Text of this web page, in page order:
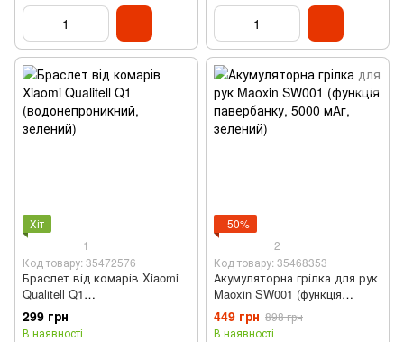
Хіт
1
Код товару: 35472576
Браслет від комарів Xiaomi
Qualitell Q1
(водонепроникний, зелений)
299 грн
В наявності
−50%
2
Код товару: 35468353
Акумуляторна грілка для рук
Maoxin SW001 (функція
павербанку, 5000 мАг,
зелений)
449 грн 898 грн
В наявності